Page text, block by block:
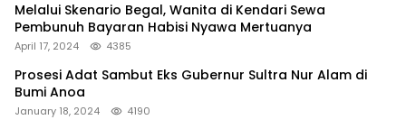
Melalui Skenario Begal, Wanita di Kendari Sewa
Pembunuh Bayaran Habisi Nyawa Mertuanya
April 17, 2024 4385
Prosesi Adat Sambut Eks Gubernur Sultra Nur Alam di
Bumi Anoa
January 18, 2024 4190